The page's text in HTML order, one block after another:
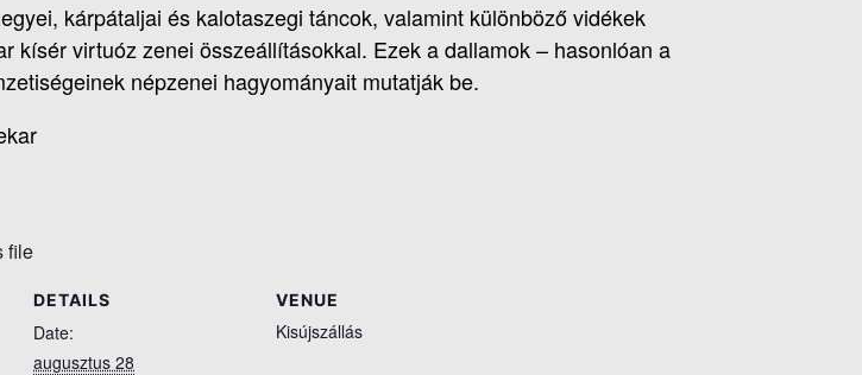
kárpátaljai és kalotaszegi táncok, valamint különböző vidékek
kísér virtuóz zenei összeállításokkal. Ezek a dallamok – hasonlóan a
népzenei hagyományait mutatják be.
file
DETAILS
Date:
augusztus 28
VENUE
Kisújszállás